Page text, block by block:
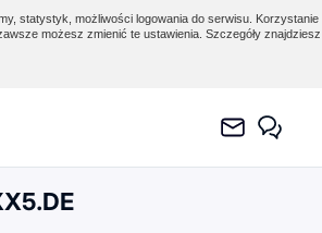
statystyk, możliwości logowania do serwisu.
możesz zmienić te ustawienia. Szczegóły